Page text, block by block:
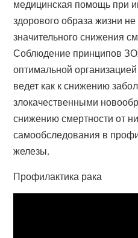
медицинская помощь при
здорового образа жизни не
значительного снижения
Соблюдение принципов
оптимальной
ведет как к снижению
злокачественными
снижению смертности от
самообследования в
железы.
Профилактика рака